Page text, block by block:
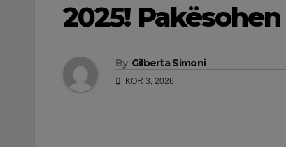
2025!
By Gilberta Simoni
KOR 3, 2026